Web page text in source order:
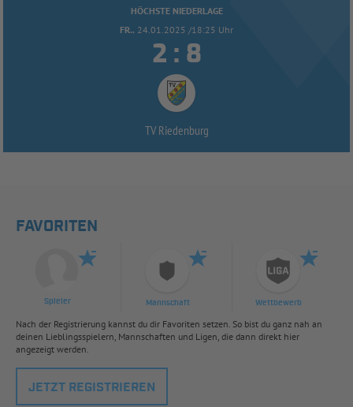
HÖCHSTE NIEDERLAGE
FR.. 24.01.2025 /18:25 Uhr
 : 
TV Riedenburg
FAVORITEN
Spieler Mannschaft Wettbewerb
Nach der Registrierung kannst du dir Favoriten setzen. So bist du ganz nah an
deinen Lieblingsspielern, Mannschaften und Ligen, die dann direkt hier
angezeigt werden.
JETZT REGISTRIEREN